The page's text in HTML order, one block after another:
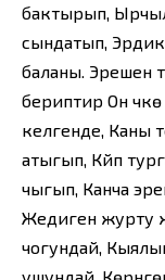
бактырып,
сындатып,
баланы. Эрешен
бериптир Он
келгенде, Каны
атыгып, Күйүп
чыгып, Канча
Жедиген журту
чогундай,